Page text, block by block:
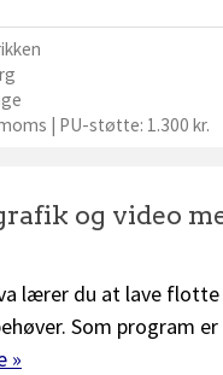
| PU-støtte: 1.300 kr.
og video
lærer du at lave
Som program
»